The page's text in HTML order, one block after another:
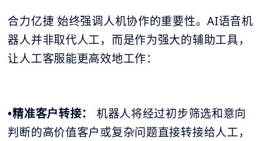
合力亿捷 始终强调人机协作的重要性。AI语音机
器人并非取代人工，而是作为强大的辅助工具，
让人工客服能更高效地工作：
•精准客户转接： 机器人将经过初步筛选和意向
判断的高价值客户或复杂问题直接转接给人工，